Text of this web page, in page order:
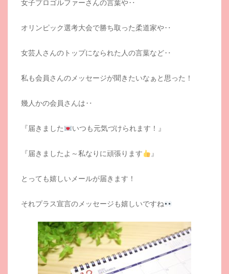
女子プロゴルファーさんの言葉や‥
オリンピック選考大会で勝ち取った柔道家や‥
女芸人さんのトップになられた人の言葉など‥
私も会員さんのメッセージが聞きたいなぁと思った！
幾人かの会員さんは‥
『届きました いつも元気づけられます！』
『届きましたよ～私なりに頑張ります 』
とっても嬉しいメールが届きます！
それプラス宣言のメッセージも嬉しいですね